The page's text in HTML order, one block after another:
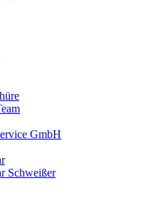
GmbH
Schweißer